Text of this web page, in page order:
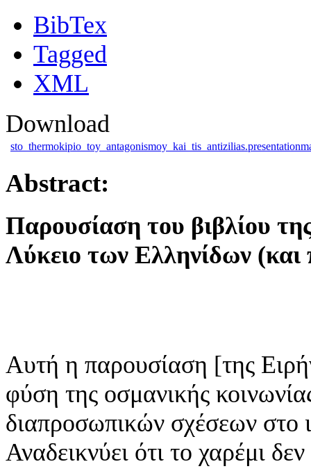
BibTex
Tagged
XML
Download
Abstract:
Παρουσίαση του βιβλίου
Λύκειο των Ελληνίδων (και
Αυτή η παρουσίαση [της
φύση της οσμανικής
διαπροσωπικών σχέσεων στο
Αναδεικνύει ότι το χαρέμι